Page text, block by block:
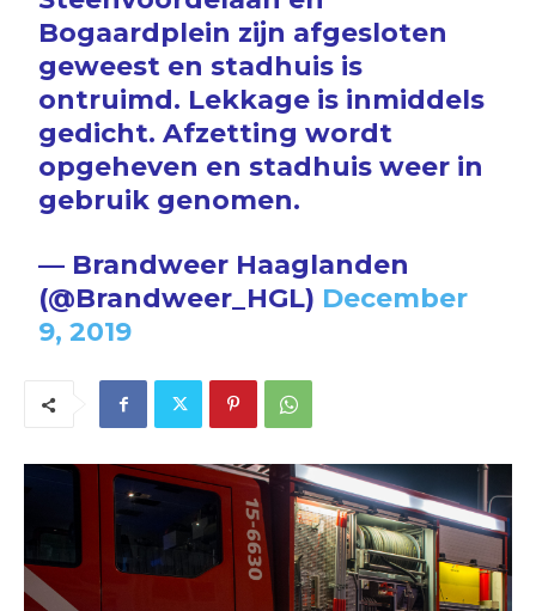
Bogaardplein zijn afgesloten
geweest en stadhuis is
ontruimd. Lekkage is inmiddels
gedicht. Afzetting wordt
opgeheven en stadhuis weer in
gebruik genomen.
— Brandweer Haaglanden
(@Brandweer_HGL) December
9, 2019